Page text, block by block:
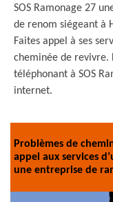
SOS Ramonage 27
de renom siégeant à
Faites appel à ses
cheminée de revivre.
téléphonant à SOS
internet.
Problèmes de
appel aux services
une entreprise de